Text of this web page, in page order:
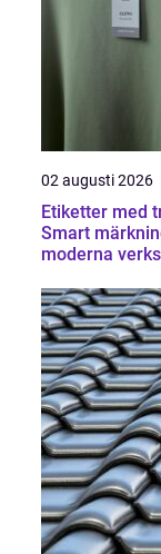
02 augusti 2026
Etiketter med
Smart
moderna